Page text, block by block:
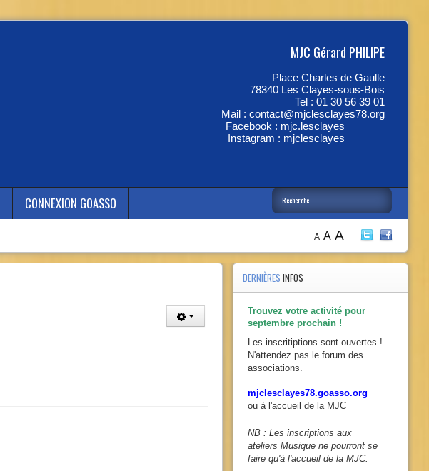
MJC Gérard PHILIPE
Place Charles de Gaulle
78340 Les Clayes-sous-Bois
Tel : 01 30 56 39 01
Mail : contact@mjclesclayes78.org
Facebook : mjc.lesclayes
Instagram : mjclesclayes
CONNEXION GOASSO
A A A
DERNIÈRES INFOS
Trouvez votre activité pour
septembre prochain !
Les inscritiptions sont ouvertes !
N'attendez pas le forum des
associations.
mjclesclayes78.goasso.org
ou à l'accueil de la MJC
NB : Les inscriptions aux
ateliers Musique ne pourront se
faire qu'à l'accueil de la MJC.
Année
précédente
Mois
précédent
Année
suivante
Mois
suivant